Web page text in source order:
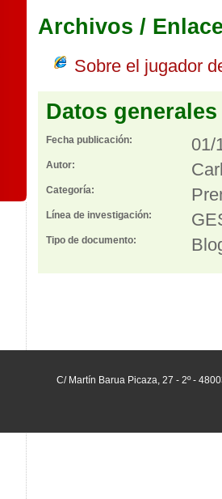
Archivos /
Sobre el jugador
Datos generales
Fecha publicación: 01/
Autor:
Categoría:
Línea de investigación:
Tipo de documento:
C/ Martín Barua Picaza, 27 - 2º -